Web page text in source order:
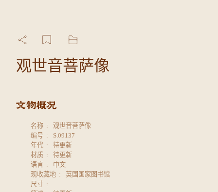
观世音菩萨像
名称
观世音菩萨像
编号
S.09137
年代
待更新
材质
待更新
语言
中文
现收藏地
英国国家图书馆
尺寸